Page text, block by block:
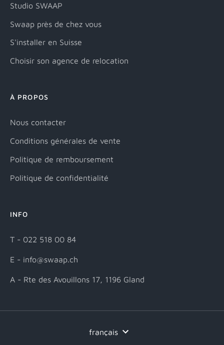
Studio SWAAP
Swaap près de chez vous
S'installer en Suisse
Choisir son agence de relocation
À PROPOS
Nous contacter
Conditions générales de vente
Politique de remboursement
Politique de confidentialité
INFO
T - 022 518 00 84
E - info@swaap.ch
A - Rte des Avouillons 17, 1196 Gland
français